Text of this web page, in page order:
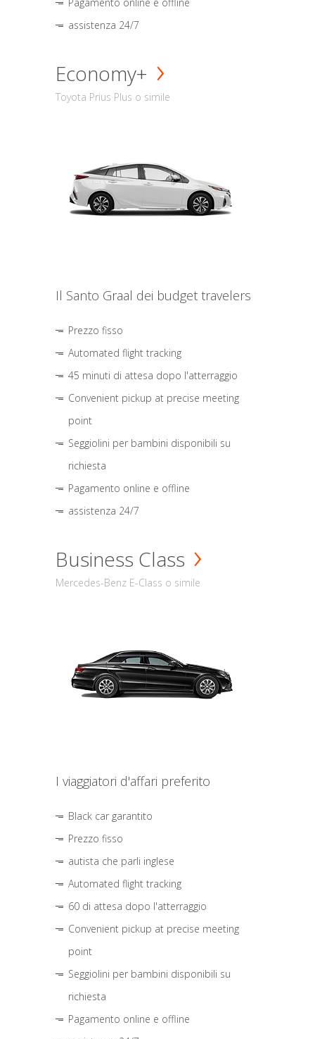
assistenza 24/7
Economy+
Toyota Prius Plus o simile
Il Santo Graal dei budget travelers
Prezzo fisso
Automated flight tracking
45 minuti di attesa dopo l'atterraggio
Convenient pickup at precise meeting
point
Seggiolini per bambini disponibili su
richiesta
Pagamento online e offline
assistenza 24/7
Business Class
Mercedes-Benz E-Class o simile
I viaggiatori d'affari preferito
Black car garantito
Prezzo fisso
autista che parli inglese
Automated flight tracking
60 di attesa dopo l'atterraggio
Convenient pickup at precise meeting
point
Seggiolini per bambini disponibili su
richiesta
Pagamento online e offline